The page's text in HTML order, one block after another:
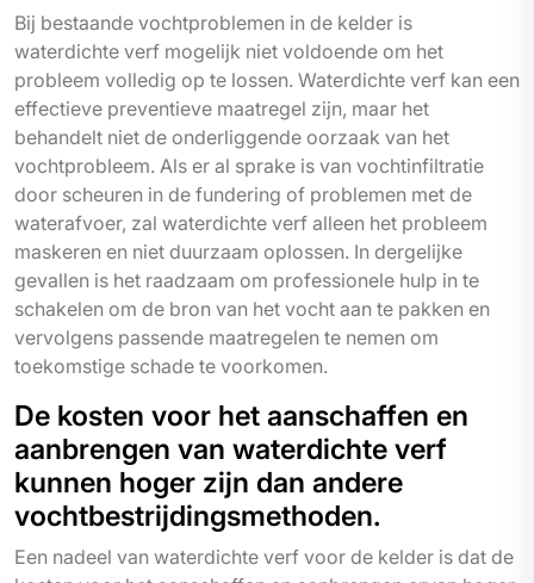
Bij bestaande vochtproblemen in de kelder is
waterdichte verf mogelijk niet voldoende om het
probleem volledig op te lossen. Waterdichte verf kan een
effectieve preventieve maatregel zijn, maar het
behandelt niet de onderliggende oorzaak van het
vochtprobleem. Als er al sprake is van vochtinfiltratie
door scheuren in de fundering of problemen met de
waterafvoer, zal waterdichte verf alleen het probleem
maskeren en niet duurzaam oplossen. In dergelijke
gevallen is het raadzaam om professionele hulp in te
schakelen om de bron van het vocht aan te pakken en
vervolgens passende maatregelen te nemen om
toekomstige schade te voorkomen.
De kosten voor het aanschaffen en
aanbrengen van waterdichte verf
kunnen hoger zijn dan andere
vochtbestrijdingsmethoden.
Een nadeel van waterdichte verf voor de kelder is dat de